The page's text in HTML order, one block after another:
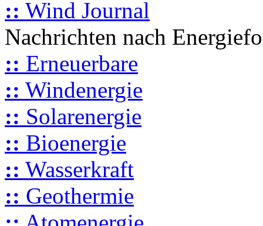
:: Wind Journal
Nachrichten nach
:: Erneuerbare
:: Windenergie
:: Solarenergie
:: Bioenergie
:: Wasserkraft
:: Geothermie